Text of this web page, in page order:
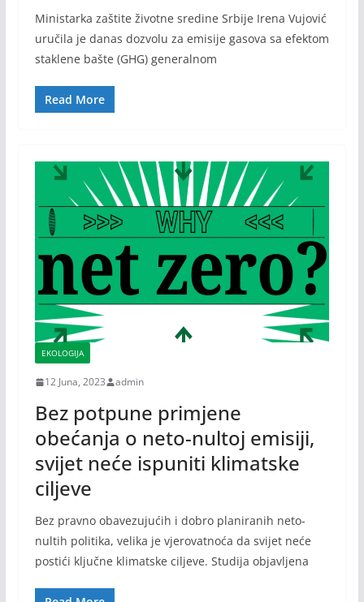
Ministarka zaštite životne sredine Srbije Irena Vujović
uručila je danas dozvolu za emisije gasova sa efektom
staklene bašte (GHG) generalnom
Read More
EKOLOGIJA
12 Juna, 2023 admin
Bez potpune primjene
obećanja o neto-nultoj emisiji,
svijet neće ispuniti klimatske
ciljeve
Bez pravno obavezujućih i dobro planiranih neto-
nultih politika, velika je vjerovatnoća da svijet neće
postići ključne klimatske ciljeve. Studija objavljena